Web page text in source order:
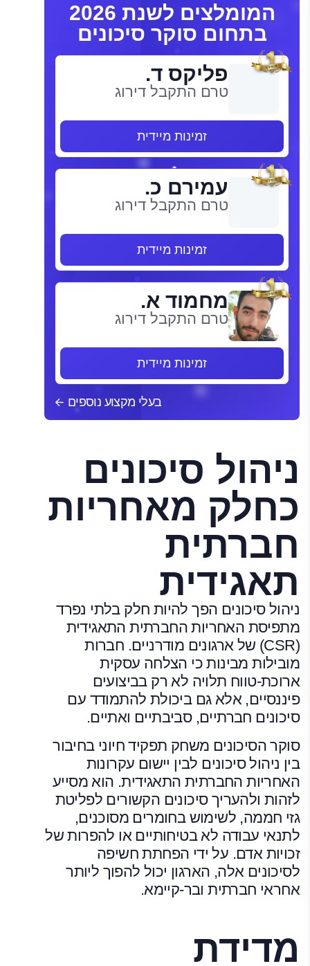
המומלצים לשנת 2026
בתחום סוקר סיכונים
פליקס ד.
טרם התקבל דירוג
זמינות מיידית
עמירם כ.
טרם התקבל דירוג
זמינות מיידית
מחמוד א.
טרם התקבל דירוג
זמינות מיידית
בעלי מקצוע נוספים
ניהול סיכונים
כחלק מאחריות
חברתית
תאגידית
ניהול סיכונים הפך להיות חלק בלתי נפרד
מתפיסת האחריות החברתית התאגידית
(CSR) של ארגונים מודרניים. חברות
מובילות מבינות כי הצלחה עסקית
ארוכת-טווח תלויה לא רק בביצועים
פיננסיים, אלא גם ביכולת להתמודד עם
סיכונים חברתיים, סביבתיים ואתיים.
סוקר הסיכונים משחק תפקיד חיוני בחיבור
בין ניהול סיכונים לבין יישום עקרונות
האחריות החברתית התאגידית. הוא מסייע
לזהות ולהעריך סיכונים הקשורים לפליטת
גזי חממה, לשימוש בחומרים מסוכנים,
לתנאי עבודה לא בטיחותיים או להפרות של
זכויות אדם. על ידי הפחתת חשיפה
לסיכונים אלה, הארגון יכול להפוך ליותר
אחראי חברתית ובר-קיימא.
מדידת